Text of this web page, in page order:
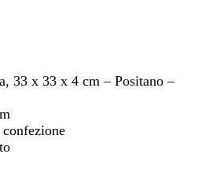
33 x 33 x 4 cm – Positano –